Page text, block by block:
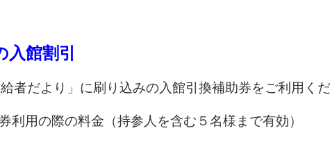
入館割引
者だより」に刷り込みの入館引換補助券をご利用くだ
利用の際の料金（持参人を含む５名様まで有効）